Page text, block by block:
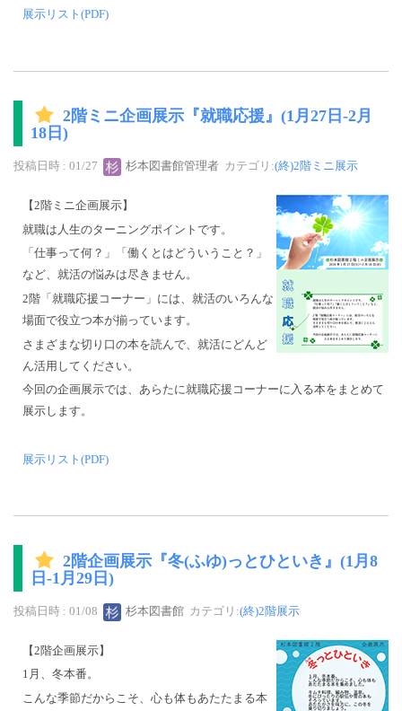
展示リスト(PDF)
2階ミニ企画展示『就職応援』(1月27日-2月
18日)
投稿日時 : 01/27 杉本図書館管理者 カテゴリ:(終)2階ミニ展示
【2階ミニ企画展示】
就職は人生のターニングポイントです。
「仕事って何？」「働くとはどういうこと？」
など、就活の悩みは尽きません。
2階「就職応援コーナー」には、就活のいろんな
場面で役立つ本が揃っています。
さまざまな切り口の本を読んで、就活にどんど
ん活用してください。
今回の企画展示では、あらたに就職応援コーナーに入る本をまとめて
展示します。
展示リスト(PDF)
2階企画展示『冬(ふゆ)っとひといき』(1月8
日-1月29日)
投稿日時 : 01/08 杉本図書館 カテゴリ:(終)2階展示
【2階企画展示】
1月、冬本番。
こんな季節だからこそ、心も体もあたたまる本